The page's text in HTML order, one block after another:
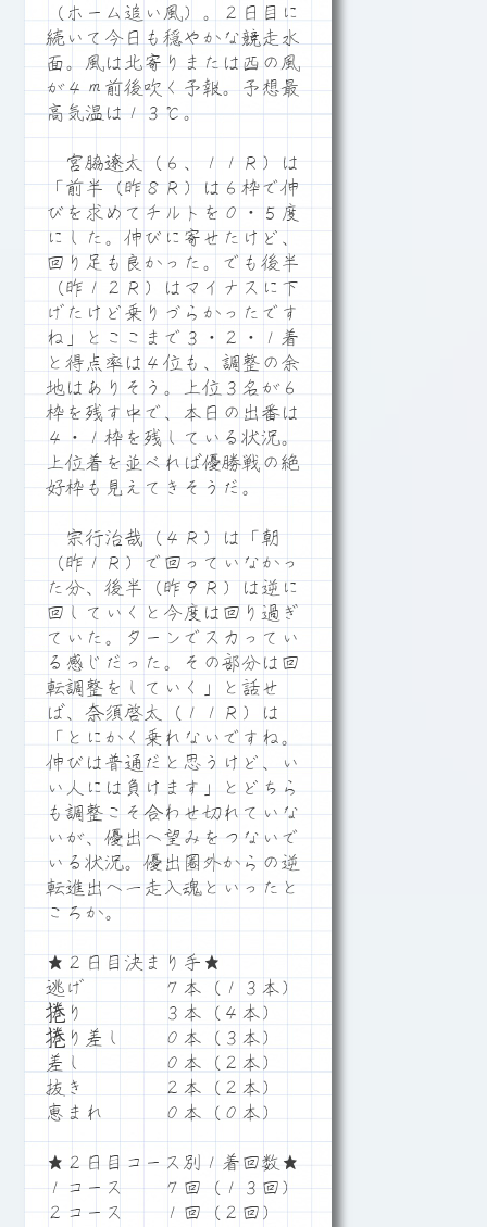
（ホーム追い風）。２日目に
続いて今日も穏やかな競走水
面。風は北寄りまたは西の風
が４ｍ前後吹く予報。予想最
高気温は１３℃。
宮脇遼太（６、１１Ｒ）は
「前半（昨８Ｒ）は６枠で伸
びを求めてチルトを０・５度
にした。伸びに寄せたけど、
回り足も良かった。でも後半
（昨１２Ｒ）はマイナスに下
げたけど乗りづらかったです
ね」とここまで３・２・１着
と得点率は４位も、調整の余
地はありそう。上位３名が６
枠を残す中で、本日の出番は
４・１枠を残している状況。
上位着を並べれば優勝戦の絶
好枠も見えてきそうだ。
宗行治哉（４Ｒ）は「朝
（昨１Ｒ）で回っていなかっ
た分、後半（昨９Ｒ）は逆に
回していくと今度は回り過ぎ
ていた。ターンでスカってい
る感じだった。その部分は回
転調整をしていく」と話せ
ば、奈須啓太（１１Ｒ）は
「とにかく乗れないですね。
伸びは普通だと思うけど、い
い人には負けます」とどちら
も調整こそ合わせ切れていな
いが、優出へ望みをつないで
いる状況。優出圏外からの逆
転進出へ一走入魂といったと
ころか。
★２日目決まり手★
逃げ ７本（１３本）
捲り ３本（４本）
捲り差し ０本（３本）
差し ０本（２本）
抜き ２本（２本）
恵まれ ０本（０本）
★２日目コース別１着回数★
１コース ７回（１３回）
２コース １回（２回）